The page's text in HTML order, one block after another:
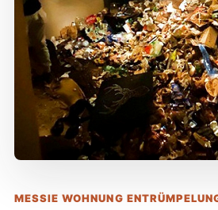
MESSIE WOHNUNG